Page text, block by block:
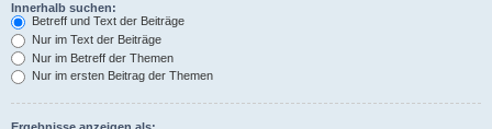
Innerhalb suchen:
Betreff und Text der Beiträge
Nur im Text der Beiträge
Nur im Betreff der Themen
Nur im ersten Beitrag der Themen